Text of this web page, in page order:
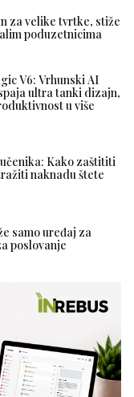
za velike tvrtke, stiže
poduzetnicima
V6: Vrhunski AI
ultra tanki dizajn,
u više
Kako zaštititi
naknadu štete
samo uređaj za
poslovanje